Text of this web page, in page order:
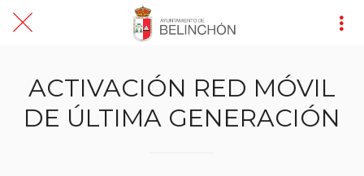
ACTIVACIÓN RED MÓVIL
DE ÚLTIMA GENERACIÓN